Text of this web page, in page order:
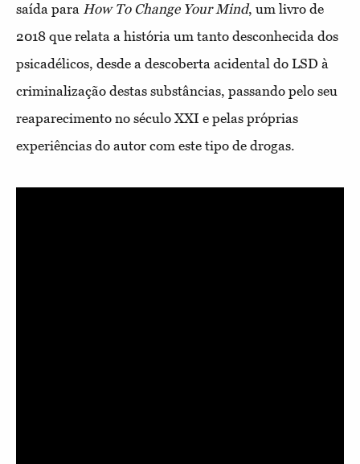
saída para How To Change Your Mind, um livro de
2018 que relata a história um tanto desconhecida dos
psicadélicos, desde a descoberta acidental do LSD à
criminalização destas substâncias, passando pelo seu
reaparecimento no século XXI e pelas próprias
experiências do autor com este tipo de drogas.